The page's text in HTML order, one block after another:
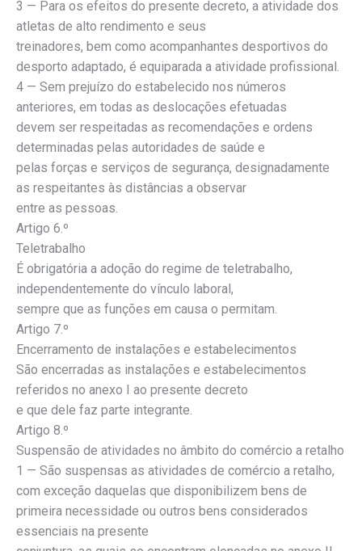
3 — Para os efeitos do presente decreto, a atividade dos
atletas de alto rendimento e seus
treinadores, bem como acompanhantes desportivos do
desporto adaptado, é equiparada a atividade profissional.
4 — Sem prejuízo do estabelecido nos números
anteriores, em todas as deslocações efetuadas
devem ser respeitadas as recomendações e ordens
determinadas pelas autoridades de saúde e
pelas forças e serviços de segurança, designadamente
as respeitantes às distâncias a observar
entre as pessoas.
Artigo 6.º
Teletrabalho
É obrigatória a adoção do regime de teletrabalho,
independentemente do vínculo laboral,
sempre que as funções em causa o permitam.
Artigo 7.º
Encerramento de instalações e estabelecimentos
São encerradas as instalações e estabelecimentos
referidos no anexo I ao presente decreto
e que dele faz parte integrante.
Artigo 8.º
Suspensão de atividades no âmbito do comércio a retalho
1 — São suspensas as atividades de comércio a retalho,
com exceção daquelas que disponibilizem bens de
primeira necessidade ou outros bens considerados
essenciais na presente